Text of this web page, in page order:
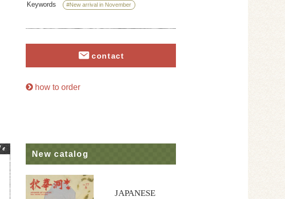
Keywords #New arrival in November
contact
how to order
New catalog
JAPANESE